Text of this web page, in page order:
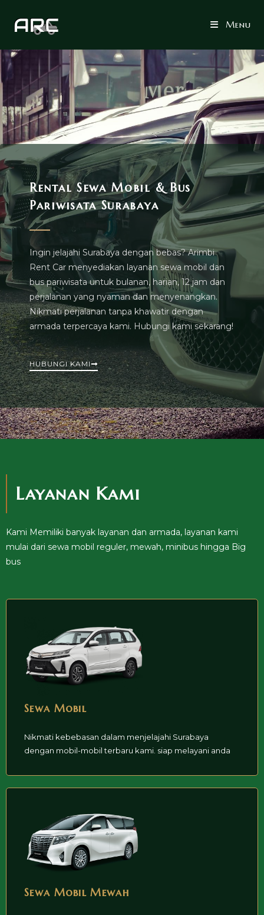
Menu
Rental Sewa Mobil & Bus
Pariwisata Surabaya
Ingin jelajahi Surabaya dengan bebas? Arimbi
Rent Car menyediakan layanan sewa mobil dan
bus pariwisata untuk bulanan, harian, 12 jam dan
perjalanan yang nyaman dan menyenangkan.
Nikmati perjalanan tanpa khawatir dengan
armada terpercaya kami. Hubungi kami sekarang!
HUBUNGI KAMI
Layanan Kami
Kami Memiliki banyak layanan dan armada, layanan kami
mulai dari sewa mobil reguler, mewah, minibus hingga Big
bus
Sewa Mobil
Nikmati kebebasan dalam menjelajahi Surabaya
dengan mobil-mobil terbaru kami. siap melayani anda
Sewa Mobil Mewah